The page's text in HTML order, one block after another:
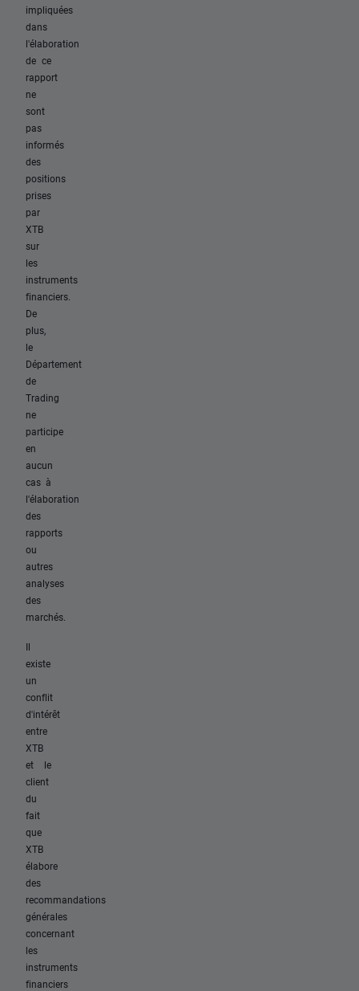
impliquées
dans
l'élaboration
de ce
rapport
ne
sont
pas
informés
des
positions
prises
par
XTB
sur
les
instruments
financiers.
De
plus,
le
Département
de
Trading
ne
participe
en
aucun
cas à
l'élaboration
des
rapports
ou
autres
analyses
des
marchés.
Il
existe
un
conflit
d'intérêt
entre
XTB
et le
client
du
fait
que
XTB
élabore
des
recommandations
générales
concernant
les
instruments
financiers